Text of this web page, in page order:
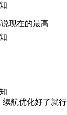
现在的最高
续航优化好了就行